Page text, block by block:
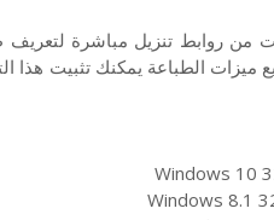
ميزات الطباعة يمكنك تثبيت هذا
Windows 10
Windows 8.1